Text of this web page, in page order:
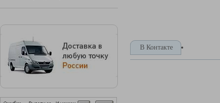
В Контакте